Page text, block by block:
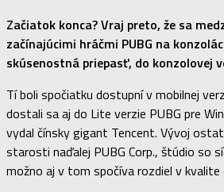
Začiatok konca? Vraj preto, že sa
začínajúcimi hráčmi PUBG na
skúsenostná priepasť, do konzolovej
Tí boli spočiatku dostupní v mobilnej
dostali sa aj do Lite verzie PUBG pre
vydal čínsky gigant Tencent. Vývoj
starosti naďalej PUBG Corp., štúdio so
možno aj v tom spočíva rozdiel v kvalite